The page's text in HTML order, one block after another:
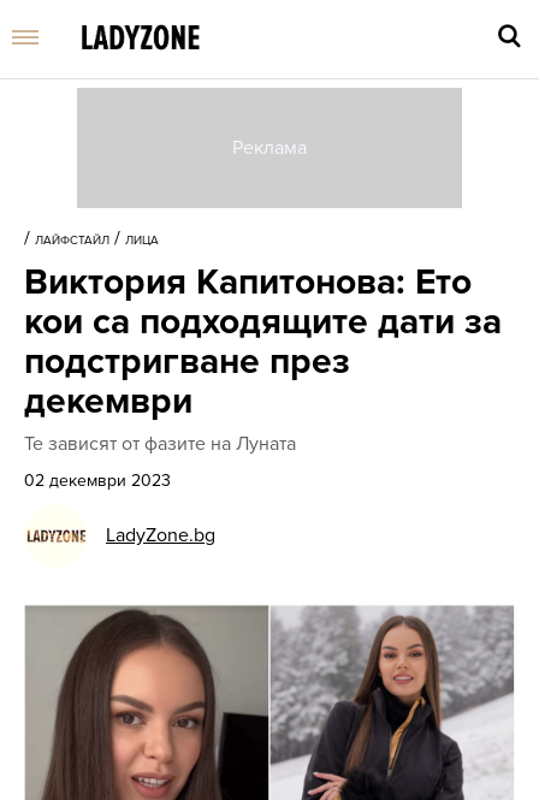
Enter
/ ЛАЙФСТАЙЛ / ЛИЦА
Виктория Капитонова: Ето
кои са подходящите дати за
подстригване през
декември
Те зависят от фазите на Луната
02 декември 2023
LadyZone.bg